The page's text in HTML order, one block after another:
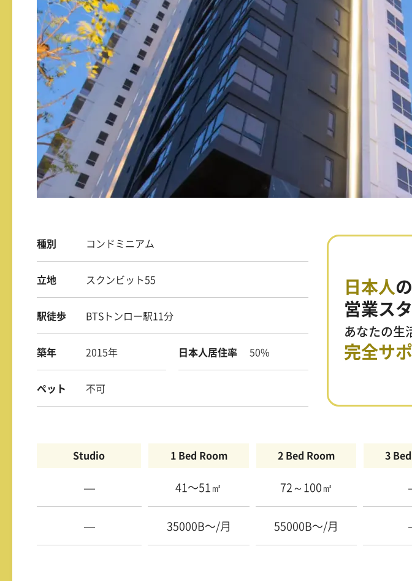
種別 コンドミニアム
立地 スクンビット55
駅徒歩 BTSトンロー駅11分
築年 2015年 日本人居住率 50%
ペット 不可
日本人 の
営業ス
あなたの生
完全サ
Studio 1 Bed Room 2 Bed Room 3
— 41〜51㎡ 72～100㎡
— 35000B〜/月 55000B〜/月